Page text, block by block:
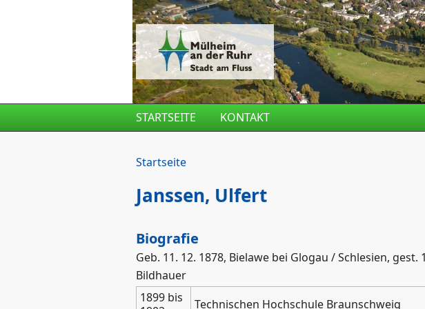
STARTSEITE KONTAKT
Startseite
Janssen, Ulfert
Biografie
Geb. 11. 12. 1878, Bielawe bei Glogau / Schlesien, gest.
Bildhauer
1899 bis
Technischen Hochschule Braunschweig